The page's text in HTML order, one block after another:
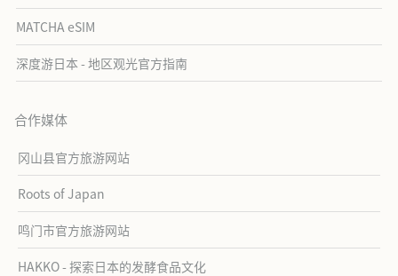
MATCHA eSIM
深度游日本 - 地区观光官方指南
合作媒体
冈山县官方旅游网站
Roots of Japan
鸣门市官方旅游网站
HAKKO - 探索日本的发酵食品文化